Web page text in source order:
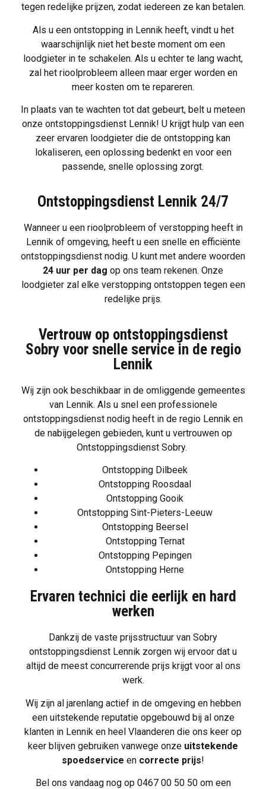
tegen redelijke prijzen, zodat iedereen ze kan betalen.
Als u een ontstopping in Lennik heeft, vindt u het
waarschijnlijk niet het beste moment om een
loodgieter in te schakelen. Als u echter te lang wacht,
zal het rioolprobleem alleen maar erger worden en
meer kosten om te repareren.
In plaats van te wachten tot dat gebeurt, belt u meteen
onze ontstoppingsdienst Lennik! U krijgt hulp van een
zeer ervaren loodgieter die de ontstopping kan
lokaliseren, een oplossing bedenkt en voor een
passende, snelle oplossing zorgt.
Ontstoppingsdienst Lennik 24/7
Wanneer u een rioolprobleemof verstoppingheeft in
Lennik of omgeving, heeft u een snelle en efficiënte
ontstoppingsdienst nodig. U kunt met andere woorden
24 uur per dag op ons team rekenen. Onze
loodgieter zal elke verstopping ontstoppen tegen een
redelijke prijs.
Vertrouw op ontstoppingsdienst
Sobry voor snelle service in de regio
Lennik
Wij zijn ook beschikbaar in de omliggende gemeentes
van Lennik. Als u snel een professionele
ontstoppingsdienst nodig heeft in de regio Lennik en
de nabijgelegen gebieden, kunt u vertrouwen op
Ontstoppingsdienst Sobry.
Ontstopping Dilbeek
Ontstopping Roosdaal
Ontstopping Gooik
Ontstopping Sint-Pieters-Leeuw
Ontstopping Beersel
Ontstopping Ternat
Ontstopping Pepingen
Ontstopping Herne
Ervaren technici die eerlijk en hard
werken
Dankzij de vaste prijsstructuur van Sobry
ontstoppingsdienst Lennik zorgen wij ervoor dat u
altijd de meest concurrerende prijs krijgt voor al ons
werk.
Wij zijn al jarenlang actief in de omgeving en hebben
een uitstekende reputatie opgebouwd bij al onze
klanten in Lennik en heel Vlaanderen die ons keer op
keer blijven gebruiken vanwege onze uitstekende
spoedservice en correcte prijs!
Bel ons vandaag nog op 0467 00 50 50om een